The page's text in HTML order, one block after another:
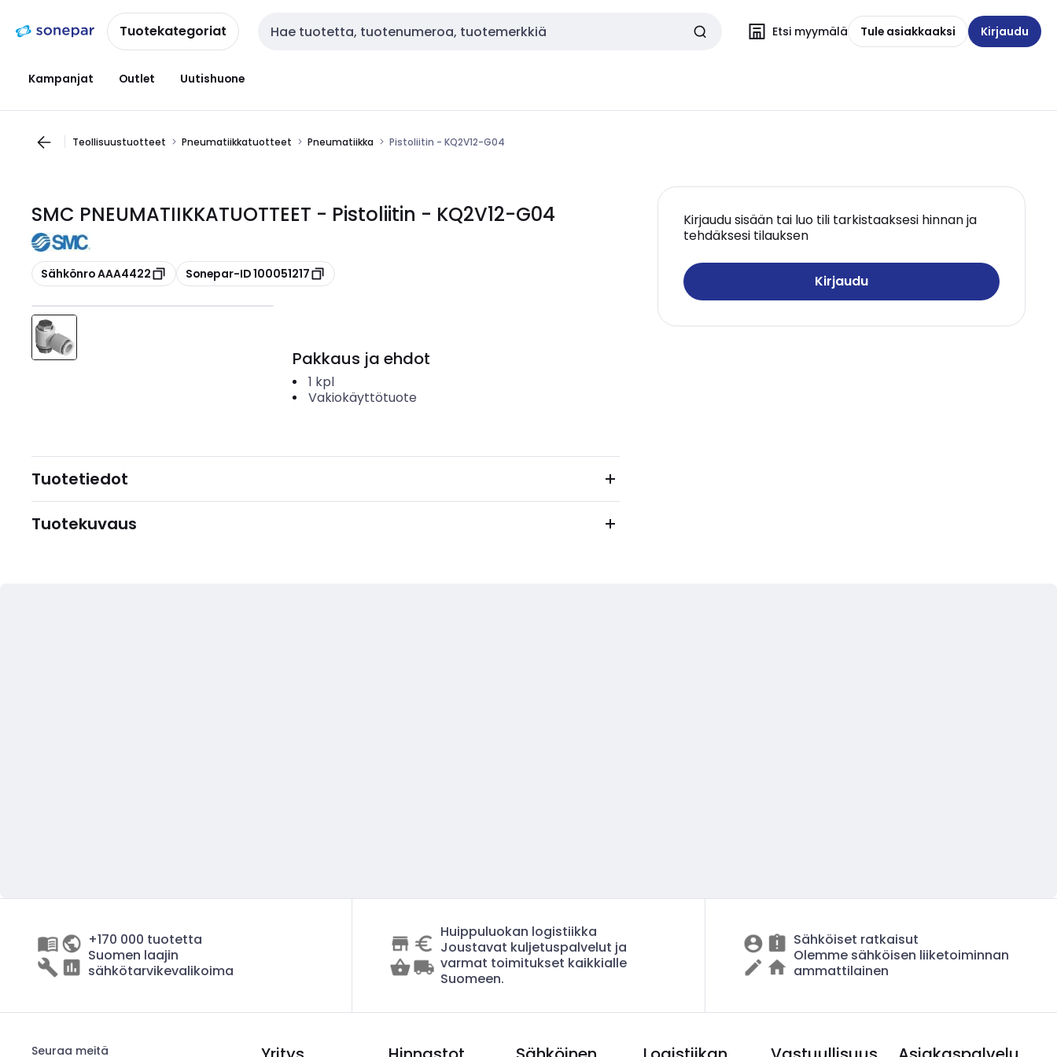
navigointiinsisältöönTuotekategoriat Haku Etsi myymälä Tule asiakkaaksi Kirjaudu
Kampanjat Outlet Uutishuone
Teollisuustuotteet Pneumatiikkatuotteet Pneumatiikka Pistoliitin - KQ2V12-G04
SMC PNEUMATIIKKATUOTTEET - Pistoliitin - KQ2V12-G04
Kopioi
Sähkönro AAA4422 Kopioi
Sonepar-ID 100051217
Kirjaudu sisään tai luo tili tarkistaaksesi hinnan ja
tehdäksesi tilauksen
Kirjaudu
Pakkaus ja ehdot
1 kpl
Vakiokäyttötuote
Tuotetiedot
Tuotekuvaus
+170 000 tuotetta
Suomen laajin
sähkötarvikevalikoima
Huippuluokan logistiikka
Joustavat kuljetuspalvelut ja
varmat toimitukset kaikkialle
Suomeen.
Sähköiset ratkaisut
Olemme sähköisen liiketoiminnan
ammattilainen
Seuraa meitä